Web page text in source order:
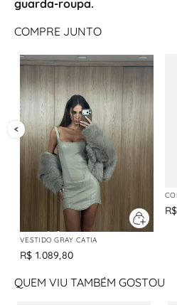
guarda-roupa.
COMPRE JUNTO
VESTIDO GRAY CATIA
R$ 1.089,80
R$
QUEM VIU TAMBÉM GOSTOU